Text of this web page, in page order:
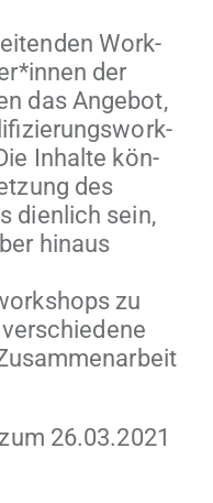
Work­
der
das Ange­bot,
Inhalte kön­
des
dien­lich sein,
hin­aus
zu
26.03.2021